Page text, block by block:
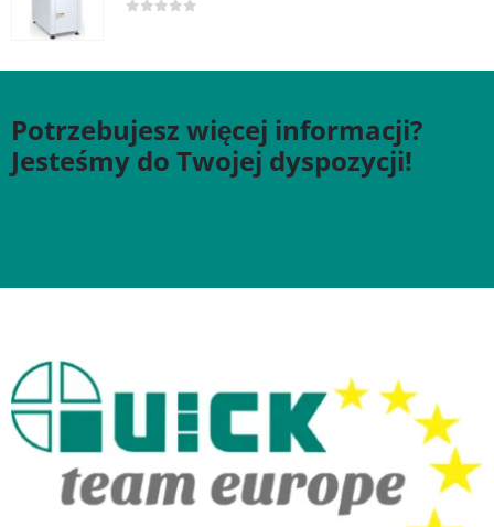
Potrzebujesz więcej informacji?
Jesteśmy do Twojej dyspozycji!